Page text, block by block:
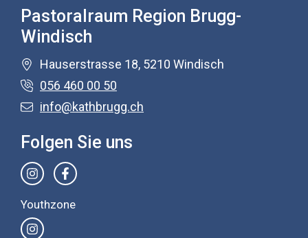
Pastoralraum Region Brugg-
Windisch
Hauserstrasse 18, 5210 Windisch
056 460 00 50
info@kathbrugg.ch
Folgen Sie uns
Youthzone